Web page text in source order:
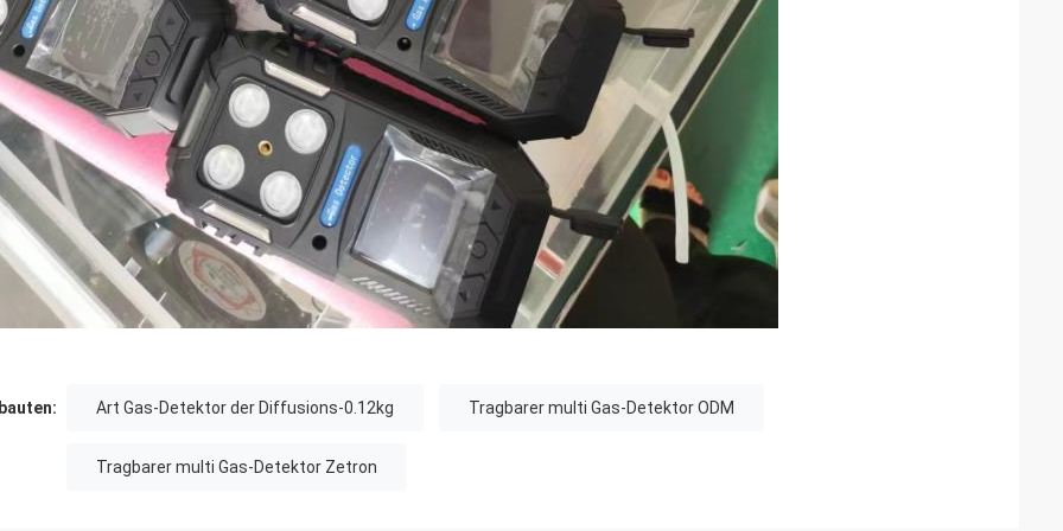
Art Gas-Detektor der Diffusions-0.12kg Tragbarer multi Gas-Detektor ODM
Tragbarer multi Gas-Detektor Zetron